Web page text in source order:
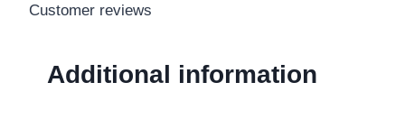
Customer reviews
Additional information